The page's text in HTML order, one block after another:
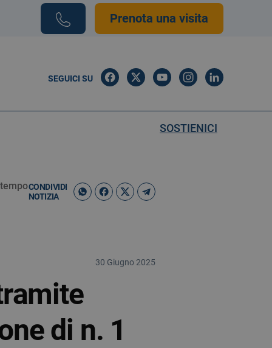
Prenota una visita
SEGUICI SU
SOSTIENICI
CONDIVIDI
NOTIZIA
30 Giugno 2025
di n. 1